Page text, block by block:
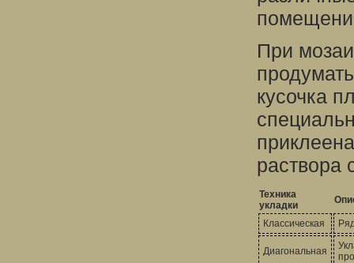
При
кусочка
раствора
Техника
укладки
Классическая
Диагональная